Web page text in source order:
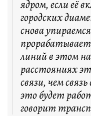
ядром, если её
городских
снова
линий в этом
расстояниях
связи, чем
это будет
говорит